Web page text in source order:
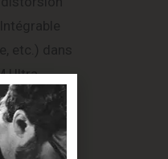
Ultra
autour